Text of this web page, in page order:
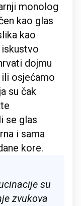
monolog
kao glas
kao
dojmu
osjećamo
su čak
se glas
i sama
kore.
su
zvukova